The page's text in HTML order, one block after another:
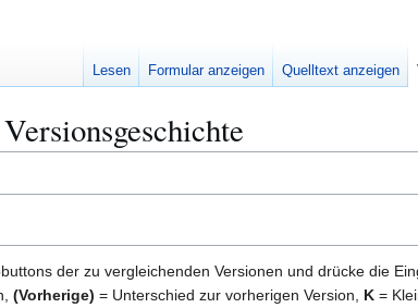
der zu vergleichenden Versionen und drücke die
(Vorherige) = Unterschied zur vorherigen Version, K =
Lesen Formular anzeigen Quelltext anzeigen